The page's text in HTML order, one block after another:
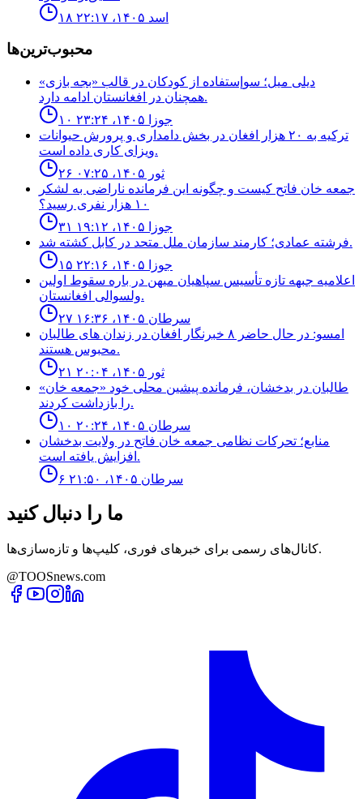
۱۸ اسد ۱۴۰۵، ۲۲:۱۷
محبوب‌ترین‌ها
ديلى ميل؛ سوإستفاده از كودكان در قالب «بجه بازى»
همچنان در افغانستان ادامه دارد.
۱۰ جوزا ۱۴۰۵، ۲۳:۲۴
ترکیه به ۲۰ هزار افغان در بخش دامداری و پرورش حیوانات
ویزای کاری داده است.
۲۶ ثور ۱۴۰۵، ۰۷:۲۵
جمعه خان فاتح كيست و چگونه اين فرمانده ناراضى به لشكر
١٠ هزار نفرى رسيد؟
۳۱ جوزا ۱۴۰۵، ۱۹:۱۲
فرشته عمادى؛ كارمند سازمان ملل متحد در كابل كشته شد.
۱۵ جوزا ۱۴۰۵، ۲۲:۱۶
اعلاميه جبهه تازه تأسيس سپاهيان ميهن در باره سقوط اولين
ولسوالى افغانستان.
۲۷ سرطان ۱۴۰۵، ۱۶:۳۶
امسو: در حال حاضر ۸ خبرنگار افغان در زندان‌ های طالبان
محبوس هستند.
۲۱ ثور ۱۴۰۵، ۲۰:۰۴
طالبان در بدخشان، فرمانده پیشین محلی خود «جمعه خان»
را بازداشت کردند.
۱۰ سرطان ۱۴۰۵، ۲۰:۲۴
منابع؛ تحركات نظامى جمعه خان فاتح در ولايت بدخشان
افزايش يافته است.
۶ سرطان ۱۴۰۵، ۲۱:۵۰
ما را دنبال کنید
کانال‌های رسمی برای خبرهای فوری، کلیپ‌ها و تازه‌سازی‌ها.
@TOOSnews.com